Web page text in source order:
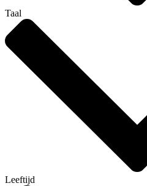
Taal
Leeftijd